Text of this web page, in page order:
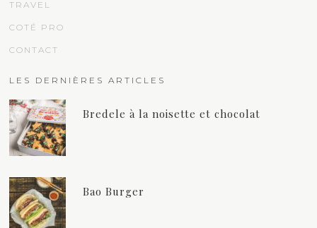
TRAVEL
COTÉ PRO
CONTACT
LES DERNIÈRES ARTICLES
Bredele à la noisette et chocolat
Bao Burger